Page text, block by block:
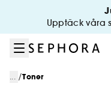
Gå till
Upptäck våra
... /Toner